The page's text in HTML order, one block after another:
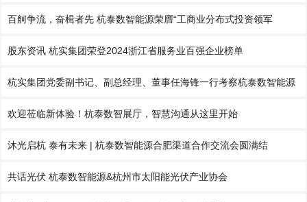
百舸争流，奋楫者先 杭泰数智能源荣膺“工商业分布式投资领军
股东资讯 杭实集团荣登2024浙江省服务业百强企业榜单
杭实集团党委副书记、副总经理、董事任海锋一行考察杭泰数智能源
欢迎莅临新体验！杭泰数智展厅，智慧沟通从这里开始
沐光启杭 泰有未来 | 杭泰数智能源合肥渠道合作交流会圆满结
共话光伏 杭泰数智能源&杭州市太阳能光伏产业协会